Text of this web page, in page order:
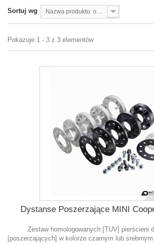
Sortuj wg Nazwa produktu: od A do Z
Pokazuje 1 - 3 z 3 elementów
Dystanse Poszerzające MINI
Zestaw homologowanych [TUV] pierścieni
[poszerzających] w kolorze czarnym lub